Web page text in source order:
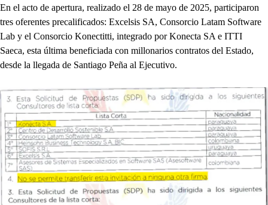
En el acto de apertura, realizado el 28 de mayo de 2025, participaron
tres oferentes precalificados: Excelsis SA, Consorcio Latam Software
Lab y el Consorcio Konectitti, integrado por Konecta SA e ITTI
Saeca, esta última beneficiada con millonarios contratos del Estado,
desde la llegada de Santiago Peña al Ejecutivo.